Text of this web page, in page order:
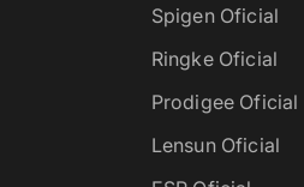
Spigen Oficial
Ringke Oficial
Prodigee Oficial
Lensun Oficial